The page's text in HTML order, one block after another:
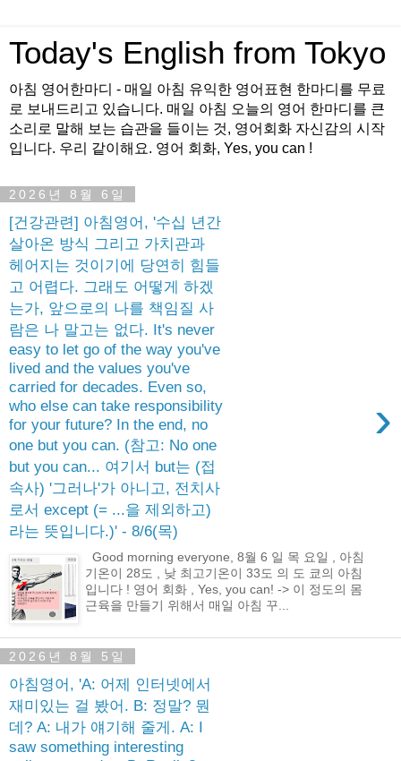
Today's English from Tokyo
아침 영어한마디 - 매일 아침 유익한 영어표현 한마디를 무료
로 보내드리고 있습니다. 매일 아침 오늘의 영어 한마디를 큰
소리로 말해 보는 습관을 들이는 것, 영어회화 자신감의 시작
입니다. 우리 같이해요. 영어 회화, Yes, you can !
2026년 8월 6일
[건강관련] 아침영어, '수십 년간
살아온 방식 그리고 가치관과
헤어지는 것이기에 당연히 힘들
고 어렵다. 그래도 어떻게 하겠
는가, 앞으로의 나를 책임질 사
람은 나 말고는 없다. It's never
easy to let go of the way you've
lived and the values you've
carried for decades. Even so,
who else can take responsibility
for your future? In the end, no
one but you can. (참고: No one
but you can... 여기서 but는 (접
속사) '그러나'가 아니고, 전치사
로서 except (= ...을 제외하고)
라는 뜻입니다.)' - 8/6(목)
›
Good morning everyone, 8월 6 일 목 요일 , 아침
기온이 28도 , 낮 최고기온이 33도 의 도 쿄의 아침
입니다 ! 영어 회화 , Yes, you can! -> 이 정도의 몸
근육을 만들기 위해서 매일 아침 꾸...
2026년 8월 5일
아침영어, 'A: 어제 인터넷에서
재미있는 걸 봤어. B: 정말? 뭔
데? A: 내가 얘기해 줄게. A: I
saw something interesting